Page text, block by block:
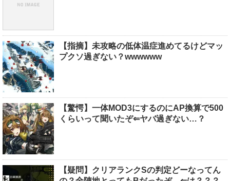
【指摘】未攻略の低体温症進めてるけどマッ
プクソ過ぎない？wwwwww
【驚愕】一体MOD3にするのにAP換算で500
くらいって聞いたぞ⇐ヤバ過ぎない…？
【疑問】クリアランクSの判定どーなってん